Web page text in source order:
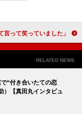
「堺さんが治長のことを『中間管理職！』って言って笑っていました」今井朋彦（大野治長）【真田丸インタビュー】
RELATED NEWS
“付き合いたての恋
）【真田丸インタビュ